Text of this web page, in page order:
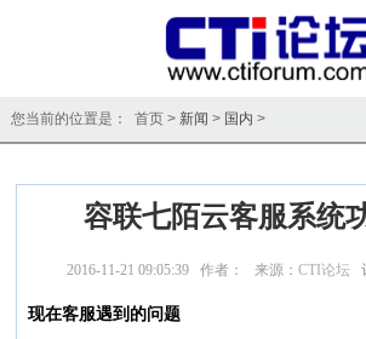
您当前的位置是： 首页 > 新闻 > 国内 >
容联七陌云客服系统
2016-11-21 09:05:39 作者： 来源：CTI论坛
现在客服遇到的问题